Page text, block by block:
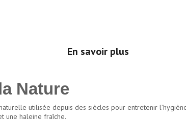
En savoir plus
Nature
utilisée depuis des siècles pour entretenir
une haleine fraîche.